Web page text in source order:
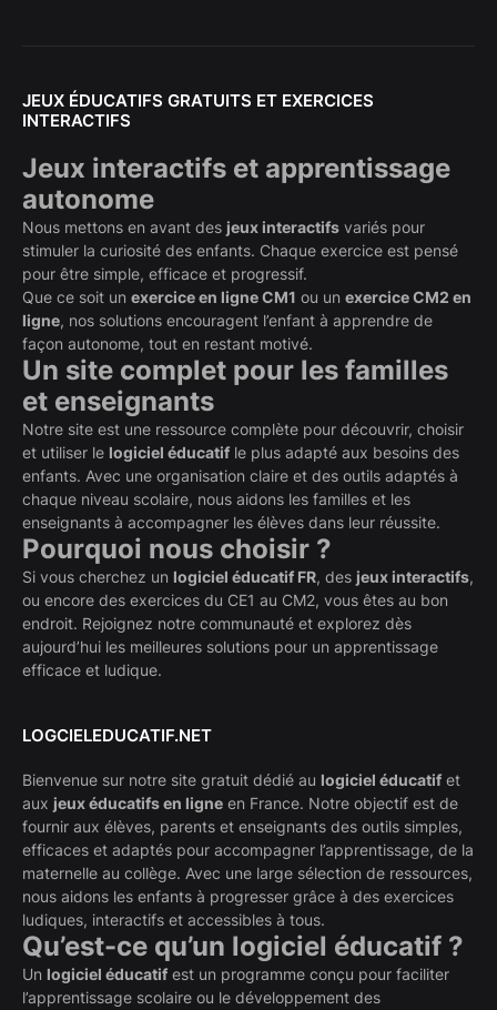
JEUX ÉDUCATIFS GRATUITS ET EXERCICES
INTERACTIFS
Jeux interactifs et apprentissage
autonome
Nous mettons en avant des jeux interactifs variés pour
stimuler la curiosité des enfants. Chaque exercice est pensé
pour être simple, efficace et progressif.
Que ce soit un exercice en ligne CM1 ou un exercice CM2 en
ligne, nos solutions encouragent l’enfant à apprendre de
façon autonome, tout en restant motivé.
Un site complet pour les familles
et enseignants
Notre site est une ressource complète pour découvrir, choisir
et utiliser le logiciel éducatif le plus adapté aux besoins des
enfants. Avec une organisation claire et des outils adaptés à
chaque niveau scolaire, nous aidons les familles et les
enseignants à accompagner les élèves dans leur réussite.
Pourquoi nous choisir ?
Si vous cherchez un logiciel éducatif FR, des jeux interactifs,
ou encore des exercices du CE1 au CM2, vous êtes au bon
endroit. Rejoignez notre communauté et explorez dès
aujourd’hui les meilleures solutions pour un apprentissage
efficace et ludique.
LOGCIELEDUCATIF.NET
Bienvenue sur notre site gratuit dédié au logiciel éducatif et
aux jeux éducatifs en ligne en France. Notre objectif est de
fournir aux élèves, parents et enseignants des outils simples,
efficaces et adaptés pour accompagner l’apprentissage, de la
maternelle au collège. Avec une large sélection de ressources,
nous aidons les enfants à progresser grâce à des exercices
ludiques, interactifs et accessibles à tous.
Qu’est-ce qu’un logiciel éducatif ?
Un logiciel éducatif est un programme conçu pour faciliter
l’apprentissage scolaire ou le développement des